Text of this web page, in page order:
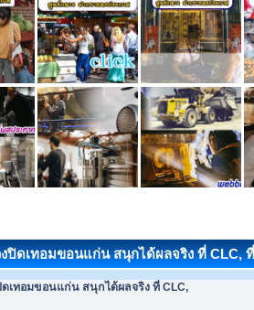
ดเทอมขอนแก่น สนุกได้ผลจริง ที่ CLC,
ดเทอมขอนแก่น สนุกได้ผลจริง ที่ CLC,